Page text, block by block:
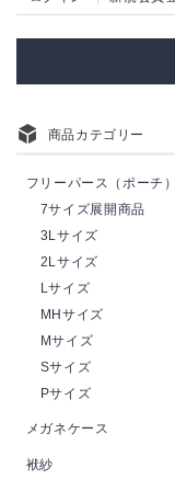
商品カテゴリー
フリーパース（ポーチ）
7サイズ展開商品
3Lサイズ
2Lサイズ
Lサイズ
MHサイズ
Mサイズ
Sサイズ
Pサイズ
メガネケース
袱紗